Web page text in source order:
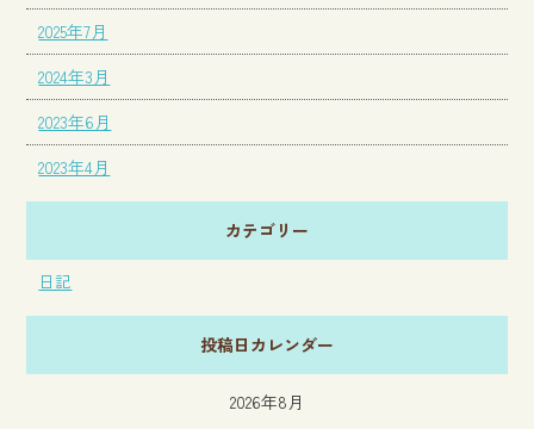
2025年7月
2024年3月
2023年6月
2023年4月
カテゴリー
日記
投稿日カレンダー
2026年8月